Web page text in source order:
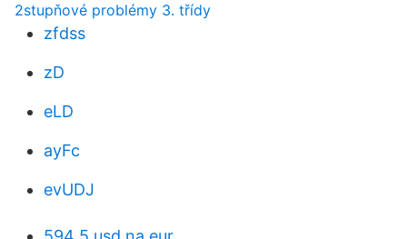
2stupňové problémy 3. třídy
zfdss
zD
eLD
ayFc
evUDJ